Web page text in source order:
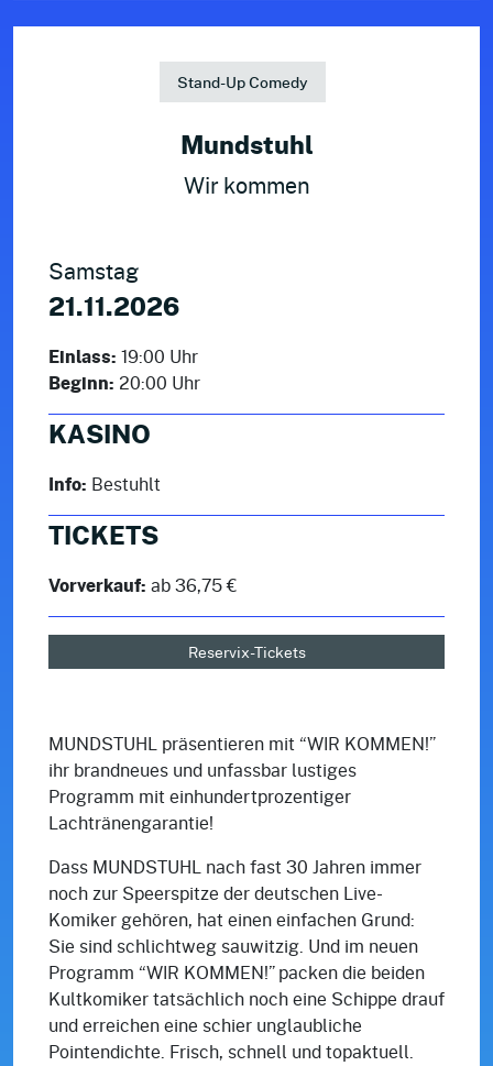
Stand-Up Comedy
Mundstuhl
Wir kommen
Samstag
21.11.2026
Einlass: 19:00 Uhr
Beginn: 20:00 Uhr
KASINO
Info: Bestuhlt
TICKETS
Vorverkauf: ab 36,75 €
Reservix-Tickets
MUNDSTUHL präsentieren mit “WIR KOMMEN!”
ihr brandneues und unfassbar lustiges
Programm mit einhundertprozentiger
Lachtränengarantie!
Dass MUNDSTUHL nach fast 30 Jahren immer
noch zur Speerspitze der deutschen Live-
Komiker gehören, hat einen einfachen Grund:
Sie sind schlichtweg sauwitzig. Und im neuen
Programm “WIR KOMMEN!” packen die beiden
Kultkomiker tatsächlich noch eine Schippe drauf
und erreichen eine schier unglaubliche
Pointendichte. Frisch, schnell und topaktuell.